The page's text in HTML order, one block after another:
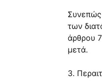
Συνεπώς
των
άρθρου
μετά.
3.